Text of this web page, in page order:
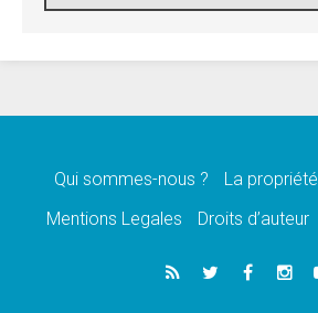
Congo-Brazzaville : le 15
une signature»
Le programme du voyage
Pape en France dévoilé
07.08.2026
1ère Conférence
Qui sommes-nous ? La propriété
Mentions Legales
Droits d’auteur